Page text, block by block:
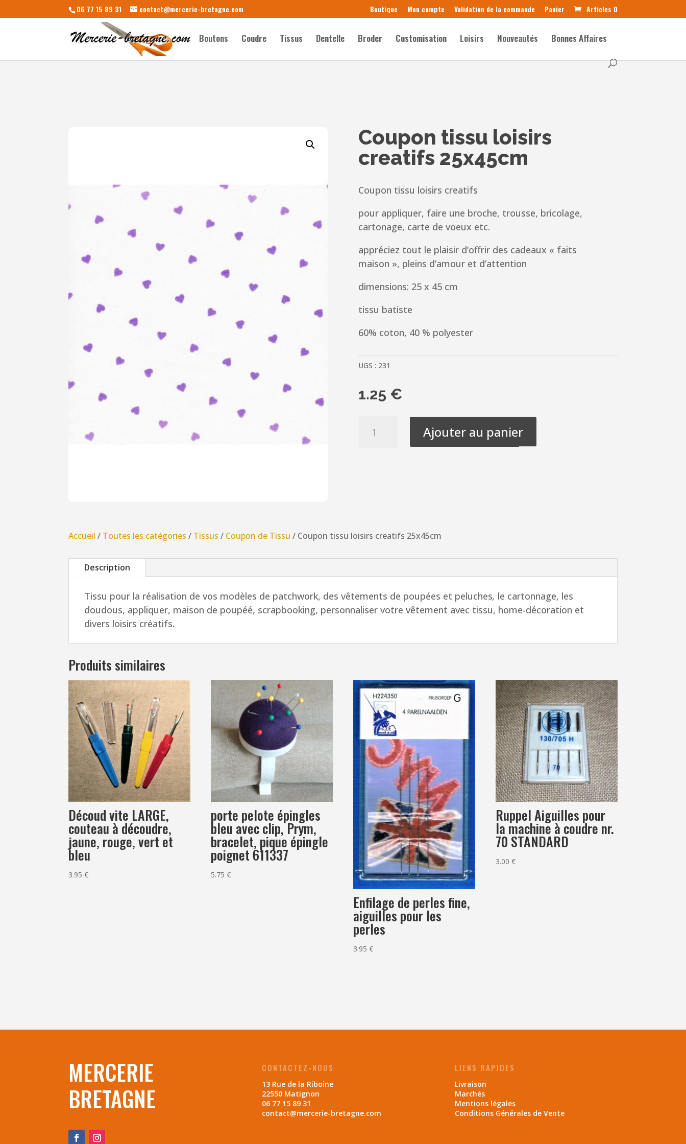
06 77 15 89 31 contact@mercerie-bretagne.com Boutique Mon compte Validation de la commande Panier Articles 0
Boutons Coudre Tissus Dentelle Broder Customisation Loisirs Nouveautés Bonnes Affaires
Coupon tissu loisirs
creatifs 25x45cm
Coupon tissu loisirs creatifs
pour appliquer, faire une broche, trousse, bricolage,
cartonage, carte de voeux etc.
appréciez tout le plaisir d’offrir des cadeaux « faits
maison », pleins d’amour et d’attention
dimensions: 25 x 45 cm
tissu batiste
60% coton, 40 % polyester
UGS : 231
1.25 €
Ajouter au panier
Accueil / Toutes les catégories / Tissus / Coupon de Tissu / Coupon tissu loisirs creatifs 25x45cm
Description
Tissu pour la réalisation de vos modèles de patchwork, desvêtements de poupées et peluches, le cartonnage, les
doudous, appliquer, maison de poupéé, scrapbooking, personnaliser votre vêtement avec tissu, home-décoration et
divers loisirs créatifs.
Produits similaires
Découd vite LARGE,
couteau à découdre,
jaune, rouge, vert et
bleu
3.95€
porte pelote épingles
bleu avec clip, Prym,
bracelet, pique épingle
poignet 611337
5.75€
Enfilage de perles fine,
aiguilles pour les
perles
3.95€
Ruppel Aiguilles pour
la machine à coudre nr.
70 STANDARD
3.00€
MERCERIE
BRETAGNE
CONTACTEZ-NOUS
13 Rue de la Riboine
22550 Matignon
06 77 15 89 31
contact@mercerie-bretagne.com
LIENS RAPIDES
Livraison
Marchés
Mentions légales
Conditions Générales de Vente